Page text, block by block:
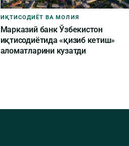
ИҚТИСОДИЁТ ВА МОЛИЯ
Марказий банк Ўзбекистон
иқтисодиётида «қизиб кетиш»
аломатларини кузатди